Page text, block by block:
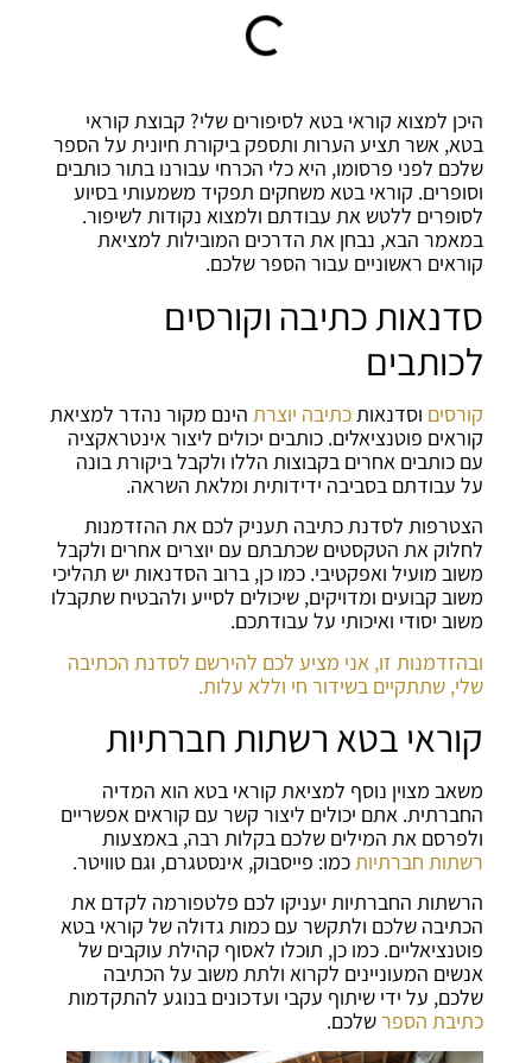
היכן למצוא קוראי בטא לסיפורים שלי? קבוצת קוראי
בטא, אשר תציע הערות ותספק ביקורת חיונית על הספר
שלכם לפני פרסומו, היא כלי הכרחי עבורנו בתור כותבים
וסופרים. קוראי בטא משחקים תפקיד משמעותי בסיוע
לסופרים ללטש את עבודתם ולמצוא נקודות לשיפור.
במאמר הבא, נבחן את הדרכים המובילות למציאת
קוראים ראשוניים עבור הספר שלכם.
סדנאות כתיבה וקורסים
לכותבים
קורסים וסדנאותכתיבה יוצרת הינם מקור נהדר למציאת
קוראים פוטנציאלים. כותבים יכולים ליצור אינטראקציה
עם כותבים אחרים בקבוצות הללו ולקבל ביקורת בונה
על עבודתם בסביבה ידידותית ומלאת השראה.
הצטרפות לסדנת כתיבה תעניק לכם את ההזדמנות
לחלוק את הטקסטים שכתבתם עם יוצרים אחרים ולקבל
משוב מועיל ואפקטיבי. כמו כן, ברוב הסדנאות יש תהליכי
משוב קבועים ומדויקים, שיכולים לסייע ולהבטיח שתקבלו
משוב יסודי ואיכותי על עבודתכם.
ובהזדמנות זו, אני מציע לכם להירשם לסדנת הכתיבה
שלי, שתתקיים בשידור חי וללא עלות.
קוראי בטא רשתות חברתיות
משאב מצוין נוסף למציאת קוראי בטא הוא המדיה
החברתית. אתם יכולים ליצור קשר עם קוראים אפשריים
ולפרסם את המילים שלכם בקלות רבה, באמצעות
רשתות חברתיותכמו: פייסבוק, אינסטגרם, וגם טוויטר.
הרשתות החברתיות יעניקו לכם פלטפורמה לקדם את
הכתיבה שלכם ולתקשר עם כמות גדולה של קוראי בטא
פוטנציאליים. כמו כן, תוכלו לאסוף קהילת עוקבים של
אנשים המעוניינים לקרוא ולתת משוב על הכתיבה
שלכם, על ידי שיתוף עקבי ועדכונים בנוגע להתקדמות
כתיבת הספרשלכם.